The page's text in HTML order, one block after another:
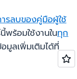
รลบของคู่มือผู้ใช้
พร้อมใช้งานในทุก
มูลเพิ่มเติมได้ที่